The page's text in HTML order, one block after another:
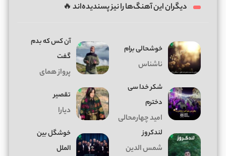
دیگران این آهنگ‌ها را نیز پسندیده‌اند 🔥
خوشحالی برام
ناشناس
آن کس که بدم
گفت
پرواز همای
شکر خدا سی
دخترم
امید چهارمحالی
تقصیر
دیارا
لندکروز
شمس الدین
خوشگل بین
الملل